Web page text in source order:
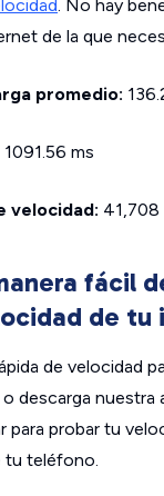
. No hay
de la que
promedio:
1091.56 ms
velocidad: 41,708
fácil
de tu
de velocidad
descarga nuestra
para probar tu
tu teléfono.